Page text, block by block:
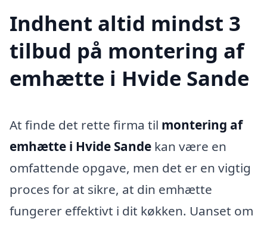
Indhent altid mindst 3
tilbud på montering af
emhætte i Hvide Sande
At finde det rette firma til montering af
emhætte i Hvide Sande kan være en
omfattende opgave, men det er en vigtig
proces for at sikre, at din emhætte
fungerer effektivt i dit køkken. Uanset om